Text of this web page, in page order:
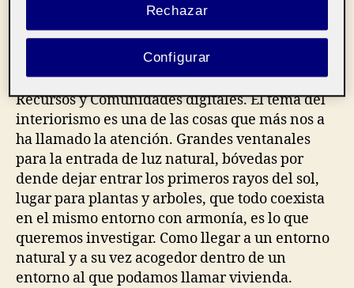
Aquí os dejo las ideas e inspiraciones para
donde queremos orientar el proyecto de
Recursos y Comunidades digitales. El tema del
interiorismo es una de las cosas que más nos a
ha llamado la atención. Grandes ventanales
para la entrada de luz natural, bóvedas por
dende dejar entrar los primeros rayos del sol,
lugar para plantas y arboles, que todo coexista
en el mismo entorno con armonía, es lo que
queremos investigar. Como llegar a un entorno
natural y a su vez acogedor dentro de un
entorno al que podamos llamar vivienda.
Rechazar
Configurar